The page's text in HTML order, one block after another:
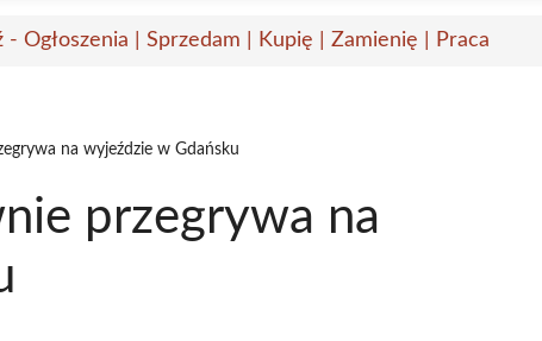
- Ogłoszenia | Sprzedam | Kupię | Zamienię | Praca
na wyjeździe w Gdańsku
przegrywa na